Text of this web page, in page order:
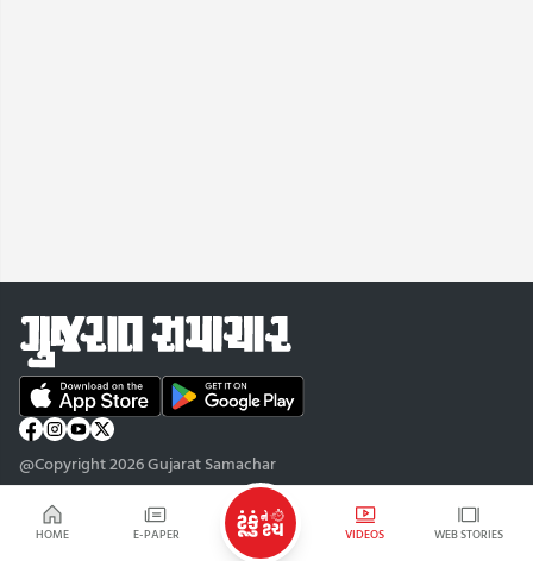
HOME E-PAPER VIDEOS WEB STORIES
@Copyright 2026 Gujarat Samachar